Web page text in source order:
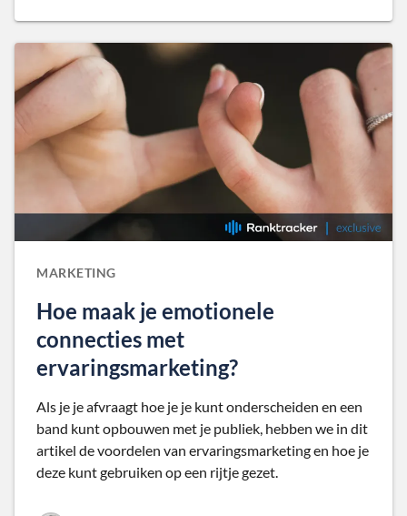
MARKETING
Hoe maak je emotionele
connecties met
ervaringsmarketing?
Als je je afvraagt hoe je je kunt onderscheiden en een
band kunt opbouwen met je publiek, hebben we in dit
artikel de voordelen van ervaringsmarketing en hoe je
deze kunt gebruiken op een rijtje gezet.